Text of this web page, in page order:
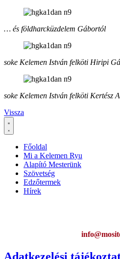
… és földharcküzdelem Gábortól
soke Kelemen István felköti Hiripi
soke Kelemen István felköti Kertész
Vissza
Főoldal
Mi a Kelemen Ryu
Alapító Mesterünk
Szövetség
Edzőtermek
Hírek
Adatkezelési